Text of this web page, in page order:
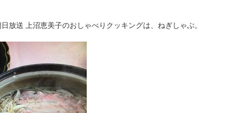
放送 上沼恵美子のおしゃべりクッキングは、ねぎしゃぶ。